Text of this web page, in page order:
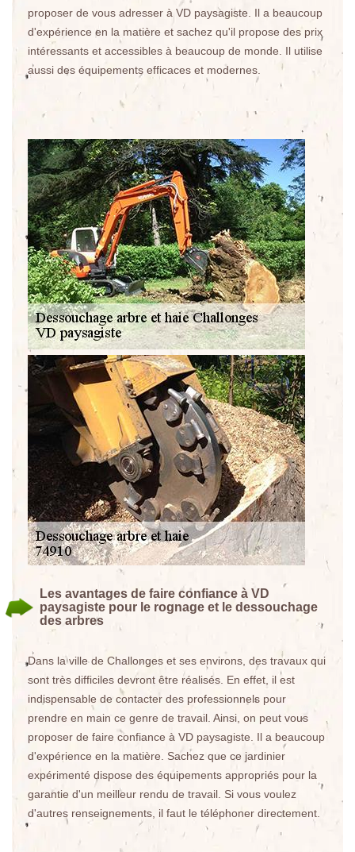
proposer de vous adresser à VD paysagiste. Il a beaucoup
d'expérience en la matière et sachez qu'il propose des prix
intéressants et accessibles à beaucoup de monde. Il utilise
aussi des équipements efficaces et modernes.
Les avantages de faire confiance à VD
paysagiste pour le rognage et le dessouchage
des arbres
Dans la ville de Challonges et ses environs, des travaux qui
sont très difficiles devront être réalisés. En effet, il est
indispensable de contacter des professionnels pour
prendre en main ce genre de travail. Ainsi, on peut vous
proposer de faire confiance à VD paysagiste. Il a beaucoup
d'expérience en la matière. Sachez que ce jardinier
expérimenté dispose des équipements appropriés pour la
garantie d'un meilleur rendu de travail. Si vous voulez
d'autres renseignements, il faut le téléphoner directement.